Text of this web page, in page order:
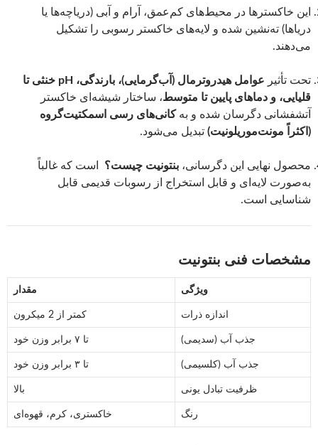
این خاکسترها در محیط‌های کم‌عمق، آرام و آبی (دریاچه‌ها یا
دریاها) ته‌نشین شده و لایه‌های خاکستر رسوبی را تشکیل
می‌دهند.
تحت تأثیر
عوامل هیدروترمال (آب‌گرمایی)، بارندگی، pH خنثی تا
قلیایی، و دماهای پایین تا متوسط، ساختار شیشه‌ای خاکستر
آتشفشانی دگرسان شده و به کانی‌های رسی اسمکتیت‌گروه
(اکثراً مونت‌موریلونیت) تبدیل می‌شود.
محصول نهایی این دگرسانی، بنتونیت چیست؟
است که غالباً
به‌صورت لایه‌ای و قابل استخراج از رسوبات قدیمی قابل
شناسایی است.
مشخصات فنی بنتونیت
ویژگی مقدار
اندازه ذرات کمتر از 2 میکرون
جذب آب (سدیمی) تا ۷ برابر وزن خود
جذب آب (کلسیمی) تا ۳ برابر وزن خود
ظرفیت تبادل یونی بالا
رنگ خاکستری، کرم، قهوه‌ای